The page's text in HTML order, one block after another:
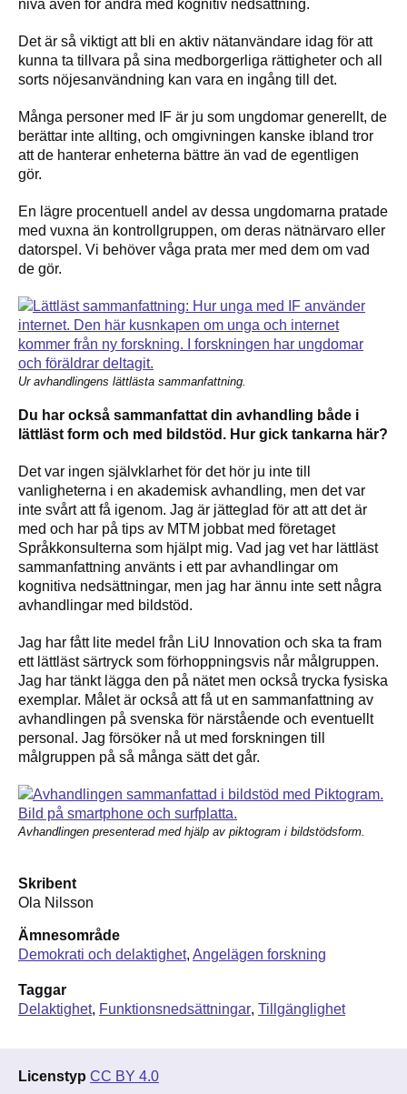
Skribent
Ola Nilsson
Ämnesområde
Demokrati och delaktighet Angelägen forskning
Taggar
Delaktighet Funktionsnedsättningar Tillgänglighet
Licenstyp CC BY 4.0
nivå även för andra med kognitiv nedsättning.
Det är så viktigt att bli en aktiv nätanvändare idag för att
kunna ta tillvara på sina medborgerliga rättigheter och all
sorts nöjesanvändning kan vara en ingång till det.
Många personer med IF är ju som ungdomar generellt, de
berättar inte allting, och omgivningen kanske ibland tror
att de hanterar enheterna bättre än vad de egentligen
gör.
En lägre procentuell andel av dessa ungdomarna pratade
med vuxna än kontrollgruppen, om deras nätnärvaro eller
datorspel. Vi behöver våga prata mer med dem om vad
de gör.
Ur avhandlingens lättlästa sammanfattning.
Du har också sammanfattat din avhandling både i
lättläst form och med bildstöd. Hur gick tankarna här?
Det var ingen självklarhet för det hör ju inte till
vanligheterna i en akademisk avhandling, men det var
inte svårt att få igenom. Jag är jätteglad för att att det är
med och har på tips av MTM jobbat med företaget
Språkkonsulterna som hjälpt mig. Vad jag vet har lättläst
sammanfattning använts i ett par avhandlingar om
kognitiva nedsättningar, men jag har ännu inte sett några
avhandlingar med bildstöd.
Jag har fått lite medel från LiU Innovation och ska ta fram
ett lättläst särtryck som förhoppningsvis når målgruppen.
Jag har tänkt lägga den på nätet men också trycka fysiska
exemplar. Målet är också att få ut en sammanfattning av
avhandlingen på svenska för närstående och eventuellt
personal. Jag försöker nå ut med forskningen till
målgruppen på så många sätt det går.
Avhandlingen presenterad med hjälp av piktogram i bildstödsform.